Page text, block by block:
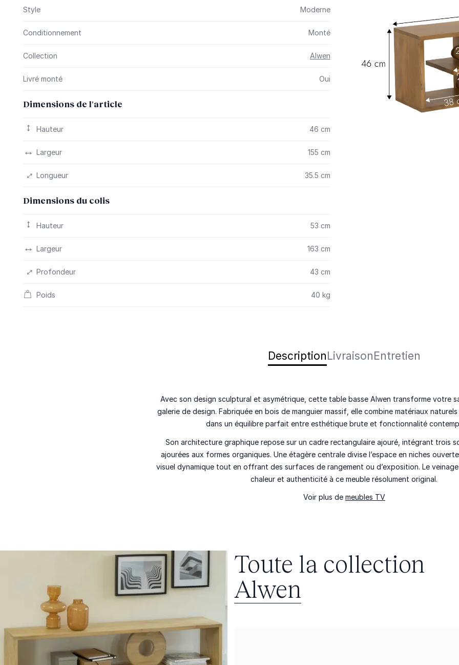
Style Moderne
Conditionnement Monté
Collection Alwen
Livré monté Oui
Dimensions de l'article
Hauteur 46 cm
Largeur 155 cm
Longueur 35.5 cm
Dimensions du colis
Hauteur 53 cm
Largeur 163 cm
Profondeur 43 cm
Poids 40 kg
DescriptionLivraisonEntretien
Avec sondesign sculptural et asymétrique, cette table basse Alwen transforme votre
galerie de design. Fabriquée en bois de manguier massif, elle combine matériaux
dans un équilibre parfait entreesthétique brute et fonctionnalité
Son architecture graphique repose sur un cadre rectangulaire ajouré, intégrant trois
ajourées aux formes organiques. Une étagère centraledivise l’espace en niches
visuel dynamique tout en offrant des surfaces de rangement ou d’exposition. Le
chaleur et authenticité à ce meuble résolument original.
Voir plus de meubles TV
Toute la collection
Alwen